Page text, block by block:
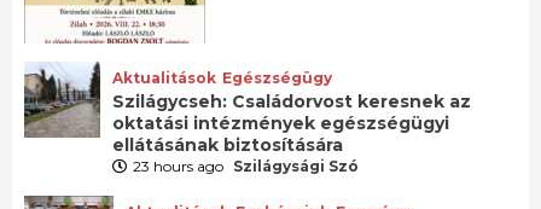
Aktualitások Egészségügy
Szilágycseh: Családorvost keresnek az
oktatási intézmények egészségügyi
ellátásának biztosítására
23 hours ago Szilágysági Szó